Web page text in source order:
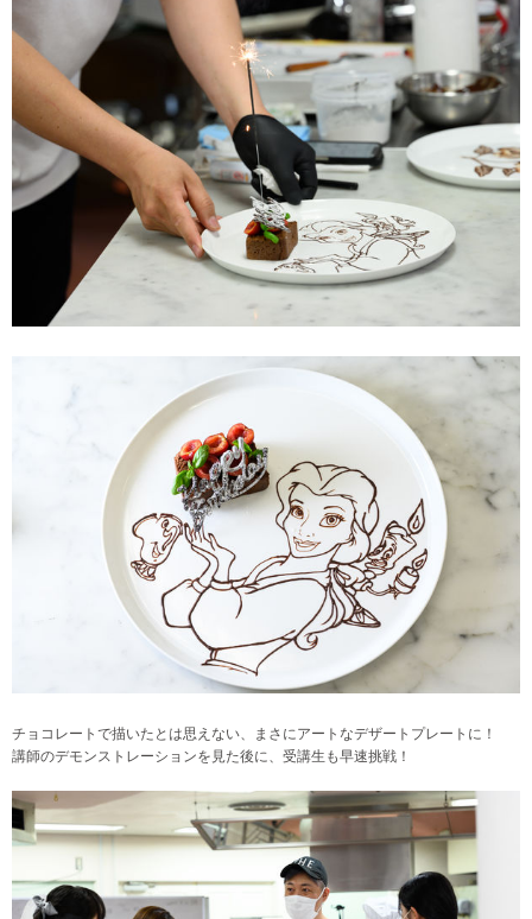
チョコレートで描いたとは思えない、まさにアートなデザートプレートに！
講師のデモンストレーションを見た後に、受講生も早速挑戦！